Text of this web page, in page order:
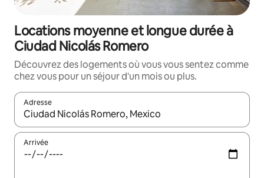
Locations moyenne et longue durée à
Ciudad Nicolás Romero
Découvrez des logements où vous vous sentez comme
chez vous pour un séjour d'un mois ou plus.
Adresse
Lorsque les résultats s'affichent, utilisez les flèches vers le
Arrivée